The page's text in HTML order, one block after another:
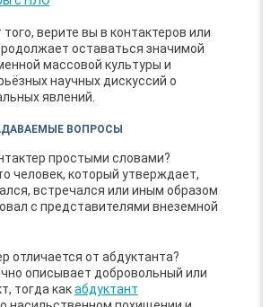
верите вы в контактеров или
оставаться значимой
массовой культуры и
научных дискуссий о
явлений.
ВОПРОСЫ
простыми словами?
человек, который утверждает,
встречался или иным образом
с представителями внеземной
отличается от абдуктанта?
описывает добровольный или
тогда какабдуктант